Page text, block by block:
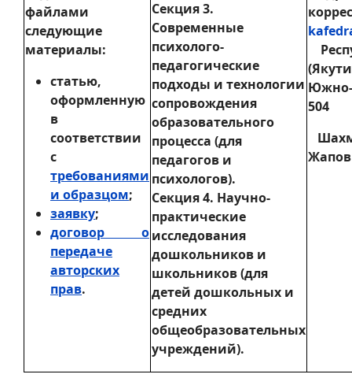
файлами
следующие
материалы:
статью,
оформленную
в
соответствии
с
требованиями
и образцом;
заявку;
договор о
передаче
авторских
прав.
Секция 3.
Современные
психолого-
педагогические
подходы и технологии
сопровождения
образовательного
процесса (для
педагогов и
психологов).
Секция 4. Научно-
практические
исследования
дошкольников и
школьников (для
детей дошкольных и
средних
общеобразовательных
учреждений).
Южно-
504